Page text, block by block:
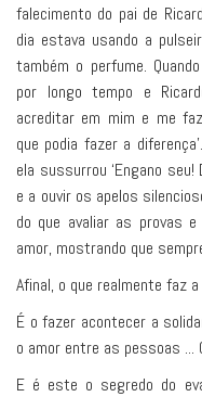
falecimento do pai de
dia estava usando a
também o perfume.
por longo tempo e
acreditar em mim e me
que podia fazer a
ela sussurrou ‘Engano
e a ouvir os apelos
do que avaliar as provas
amor, mostrando que sempre
Afinal, o que realmente faz
É o fazer acontecer a
o amor entre as pessoas ...
E é este o segredo do